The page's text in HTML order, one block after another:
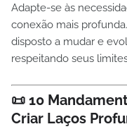
Adapte-se às
conexão mais
disposto a mudar e
respeitando seus
📜 10
Criar Laços